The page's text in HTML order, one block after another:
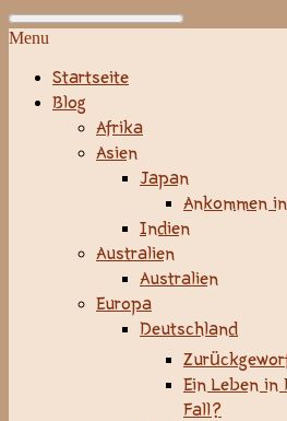
Menu
Startseite
Blog
Afrika
Asien
Japan
Ankommen
Indien
Australien
Australien
Europa
Deutschland
Ein Leben in
Fall?